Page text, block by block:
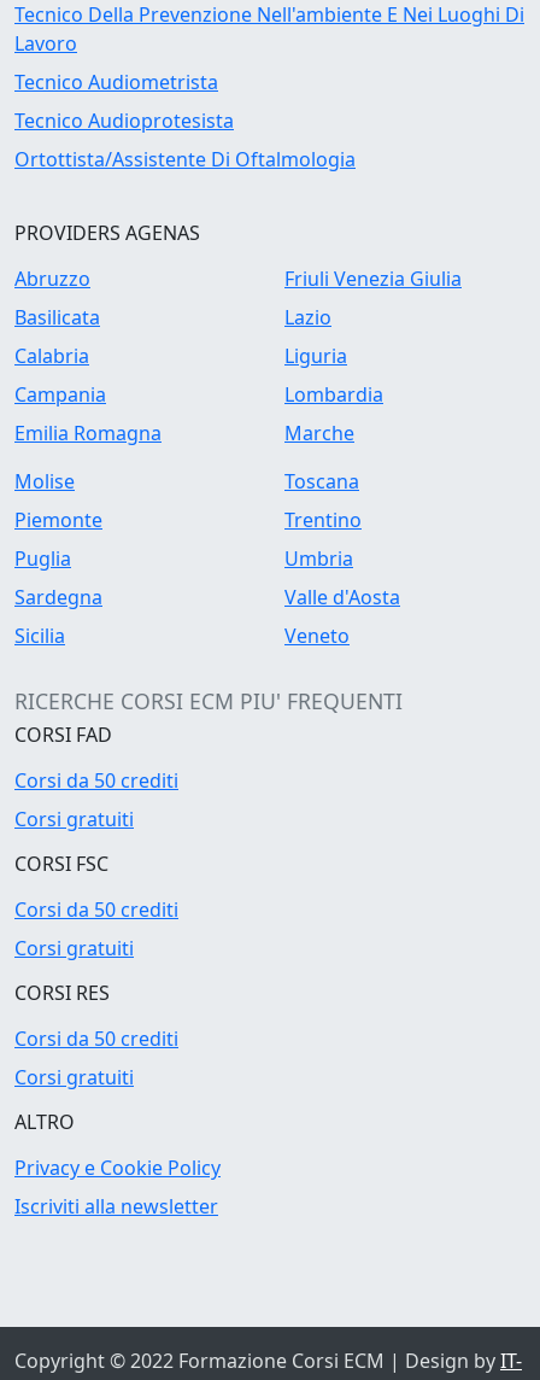
Tecnico Della Prevenzione Nell'ambiente E Nei Luoghi Di
Lavoro
Tecnico Audiometrista
Tecnico Audioprotesista
Ortottista/Assistente Di Oftalmologia
PROVIDERS AGENAS
Abruzzo
Basilicata
Calabria
Campania
Emilia Romagna
Friuli Venezia Giulia
Lazio
Liguria
Lombardia
Marche
Molise
Piemonte
Puglia
Sardegna
Sicilia
Toscana
Trentino
Umbria
Valle d'Aosta
Veneto
RICERCHE CORSI ECM PIU' FREQUENTI
CORSI FAD
Corsi da 50 crediti
Corsi gratuiti
CORSI FSC
Corsi da 50 crediti
Corsi gratuiti
CORSI RES
Corsi da 50 crediti
Corsi gratuiti
ALTRO
Privacy e Cookie Policy
Iscriviti alla newsletter
Copyright © 2022 Formazione Corsi ECM | Design byIT-